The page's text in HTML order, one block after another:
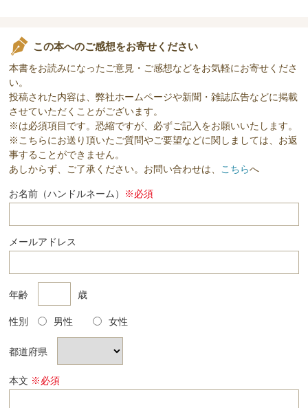
この本へのご感想をお寄せください
本書をお読みになったご意見・ご感想などをお気軽にお寄せくださ
い。
投稿された内容は、弊社ホームページや新聞・雑誌広告などに掲載
させていただくことがございます。
※は必須項目です。恐縮ですが、必ずご記入をお願いいたします。
※こちらにお送り頂いたご質問やご要望などに関しましては、お返
事することができません。
あしからず、ご了承ください。お問い合わせは、 こちらへ
お名前（ハンドルネーム） ※必須
メールアドレス
年齢 歳
性別 男性 女性
都道府県
本文 ※必須